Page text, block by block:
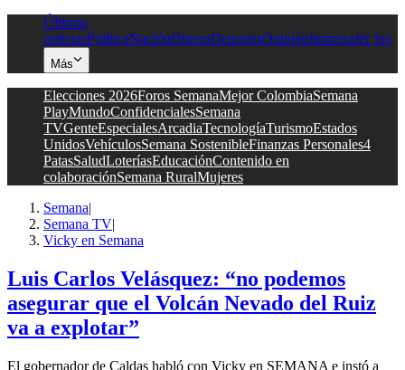
Últimas
noticiasPolíticaNaciónDineroDeportesOpiniónImpresaJet Set
Más
Elecciones 2026Foros SemanaMejor ColombiaSemana
PlayMundoConfidencialesSemana
TVGenteEspecialesArcadiaTecnologíaTurismoEstados
UnidosVehículosSemana SostenibleFinanzas Personales4
PatasSaludLoteríasEducaciónContenido en
colaboraciónSemana RuralMujeres
Semana|
Semana TV|
Vicky en Semana
Luis Carlos Velásquez: “no podemos
asegurar que el Volcán Nevado del Ruiz
va a explotar”
El gobernador de Caldas habló con Vicky en SEMANA e instó a